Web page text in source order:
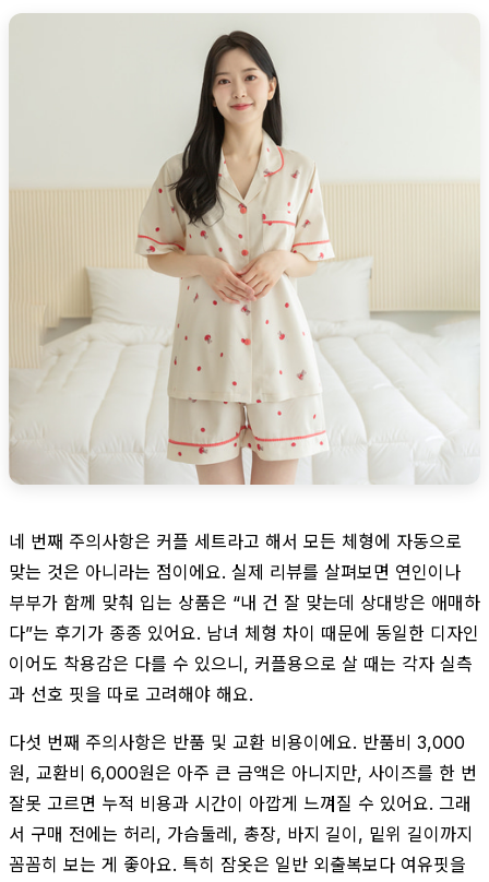
네 번째 주의사항은 커플 세트라고 해서 모든 체형에 자동으로
맞는 것은 아니라는 점이에요. 실제 리뷰를 살펴보면 연인이나
부부가 함께 맞춰 입는 상품은 “내 건 잘 맞는데 상대방은 애매하
다”는 후기가 종종 있어요. 남녀 체형 차이 때문에 동일한 디자인
이어도 착용감은 다를 수 있으니, 커플용으로 살 때는 각자 실측
과 선호 핏을 따로 고려해야 해요.
다섯 번째 주의사항은 반품 및 교환 비용이에요. 반품비 3,000
원, 교환비 6,000원은 아주 큰 금액은 아니지만, 사이즈를 한 번
잘못 고르면 누적 비용과 시간이 아깝게 느껴질 수 있어요. 그래
서 구매 전에는 허리, 가슴둘레, 총장, 바지 길이, 밑위 길이까지
꼼꼼히 보는 게 좋아요. 특히 잠옷은 일반 외출복보다 여유핏을